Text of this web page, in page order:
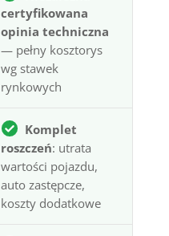
certyfikowana
opinia techniczna
— pełny kosztorys
wg stawek
rynkowych
Komplet
roszczeń: utrata
wartości pojazdu,
auto zastępcze,
koszty dodatkowe